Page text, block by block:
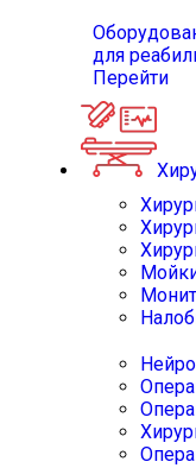
для
Перейти